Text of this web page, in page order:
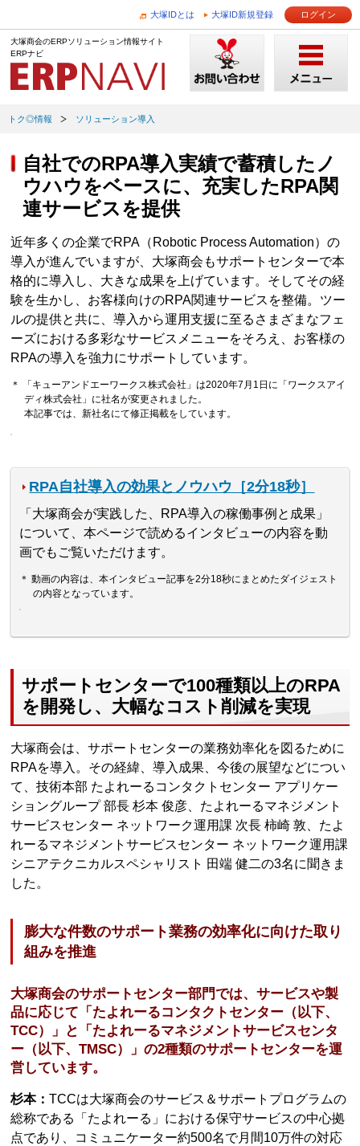
大塚IDとは 大塚ID新規登録 ログイン
大塚商会のERPソリューション情報サイト
ERPナビ
トク◎情報 ソリューション導入
自社でのRPA導入実績で蓄積したノ
ウハウをベースに、充実したRPA関
連サービスを提供
近年多くの企業でRPA（Robotic Process Automation）の
導入が進んでいますが、大塚商会もサポートセンターで本
格的に導入し、大きな成果を上げています。そしてその経
験を生かし、お客様向けのRPA関連サービスを整備。ツー
ルの提供と共に、導入から運用支援に至るさまざまなフェ
ーズにおける多彩なサービスメニューをそろえ、お客様の
RPAの導入を強力にサポートしています。
＊ 「キューアンドエーワークス株式会社」は2020年7月1日に「ワークスアイ
ディ株式会社」に社名が変更されました。
本記事では、新社名にて修正掲載をしています。
RPA自社導入の効果とノウハウ［2分18秒］
「大塚商会が実践した、RPA導入の稼働事例と成果」
について、本ページで読めるインタビューの内容を動
画でもご覧いただけます。
＊ 動画の内容は、本インタビュー記事を2分18秒にまとめたダイジェスト
の内容となっています。
サポートセンターで100種類以上のRPA
を開発し、大幅なコスト削減を実現
大塚商会は、サポートセンターの業務効率化を図るために
RPAを導入。その経緯、導入成果、今後の展望などについ
て、技術本部 たよれーるコンタクトセンター アプリケー
ショングループ 部長 杉本 俊彦、たよれーるマネジメント
サービスセンター ネットワーク運用課 次長 柿崎 敦、たよ
れーるマネジメントサービスセンター ネットワーク運用課
シニアテクニカルスペシャリスト 田端 健二の3名に聞きま
した。
膨大な件数のサポート業務の効率化に向けた取り
組みを推進
大塚商会のサポートセンター部門では、サービスや製
品に応じて「たよれーるコンタクトセンター（以下、
TCC）」と「たよれーるマネジメントサービスセンタ
ー（以下、TMSC）」の2種類のサポートセンターを運
営しています。
杉本：TCCは大塚商会のサービス＆サポートプログラムの
総称である「たよれーる」における保守サービスの中心拠
点であり、コミュニケーター約500名で月間10万件の対応